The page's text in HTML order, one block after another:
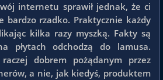
internetu sprawił jednak, że ci
bardzo rzadko. Praktycznie każdy
kilka razy myszką. Fakty są
płytach odchodzą do lamusa.
dobrem pożądanym przez
a nie, jak kiedyś, produktem